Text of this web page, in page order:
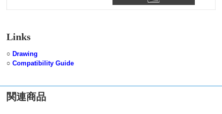
Links
○ Drawing
○ Compatibility Guide
関連商品